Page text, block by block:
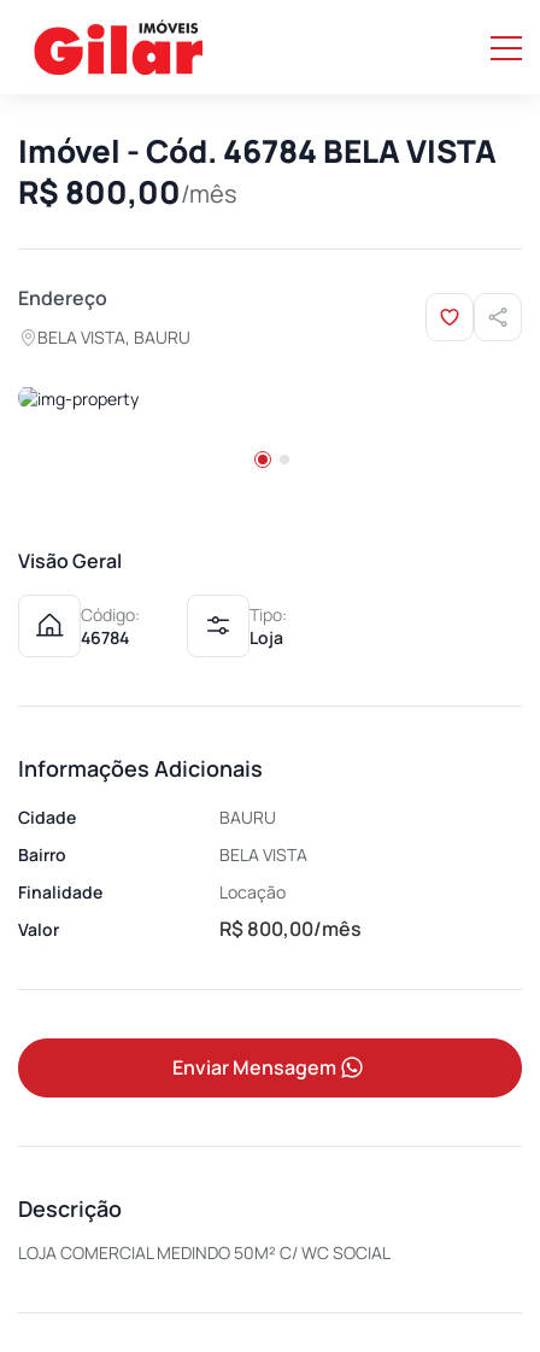
Imóvel - Cód. 46784 BELA VISTA
R$ 800,00/mês
Endereço
BELA VISTA, BAURU
Visão Geral
Código:
46784
Tipo:
Loja
Informações Adicionais
Cidade
BAURU
Bairro
BELA VISTA
Finalidade
Locação
Valor
R$ 800,00/mês
Enviar Mensagem
Descrição
LOJA COMERCIAL MEDINDO 50M² C/ WC SOCIAL